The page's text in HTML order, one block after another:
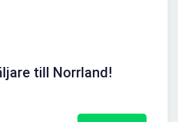
till Norrland!